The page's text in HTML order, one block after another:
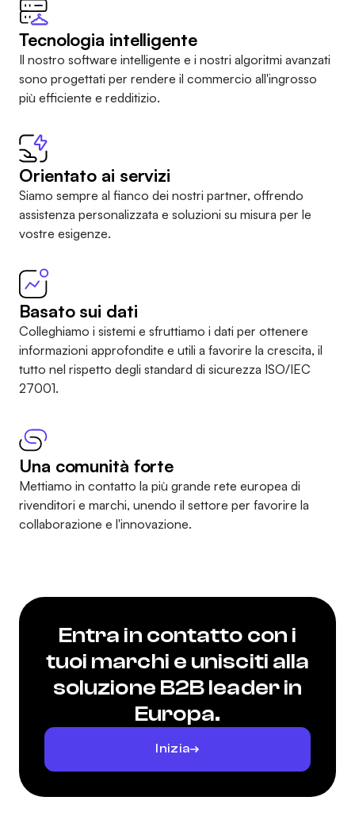
Tecnologia intelligente
Il nostro software intelligente e i nostri algoritmi avanzati
sono progettati per rendere il commercio all'ingrosso
più efficiente e redditizio.
Orientato ai servizi
Siamo sempre al fianco dei nostri partner, offrendo
assistenza personalizzata e soluzioni su misura per le
vostre esigenze.
Basato sui dati
Colleghiamo i sistemi e sfruttiamo i dati per ottenere
informazioni approfondite e utili a favorire la crescita, il
tutto nel rispetto degli standard di sicurezza ISO/IEC
27001.
Una comunità forte
Mettiamo in contatto la più grande rete europea di
rivenditori e marchi, unendo il settore per favorire la
collaborazione e l'innovazione.
Entra in contatto con i
tuoi marchi e unisciti alla
soluzione B2B leader in
Europa.
Inizia